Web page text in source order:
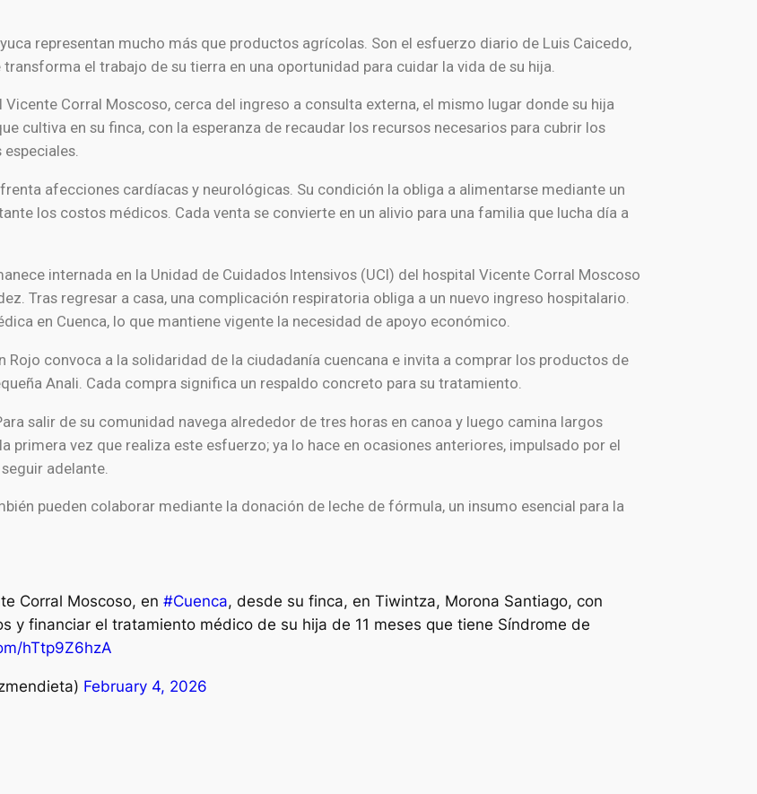
representan mucho más que productos agrícolas. Son el esfuerzo diario de Luis Caicedo,
el trabajo de su tierra en una oportunidad para cuidar la vida de su hija.
Corral Moscoso, cerca del ingreso a consulta externa, el mismo lugar donde su hija
cultiva en su finca, con la esperanza de recaudar los recursos necesarios para cubrir los
afecciones cardíacas y neurológicas. Su condición la obliga a alimentarse mediante un
los costos médicos. Cada venta se convierte en un alivio para una familia que lucha día a
internada en la Unidad de Cuidados Intensivos (UCI) del hospital Vicente Corral Moscoso
Tras regresar a casa, una complicación respiratoria obliga a un nuevo ingreso hospitalario.
en Cuenca, lo que mantiene vigente la necesidad de apoyo económico.
convoca a la solidaridad de la ciudadanía cuencana e invita a comprar los productos de
Anali. Cada compra significa un respaldo concreto para su tratamiento.
salir de su comunidad navega alrededor de tres horas en canoa y luego camina largos
primera vez que realiza este esfuerzo; ya lo hace en ocasiones anteriores, impulsado por el
adelante.
pueden colaborar mediante la donación de leche de fórmula, un insumo esencial para la
Corral Moscoso, en #Cuenca, desde su finca, en Tiwintza, Morona Santiago, con
y financiar el tratamiento médico de su hija de 11 meses que tiene Síndrome de
hTtp9Z6hzA
February 4, 2026